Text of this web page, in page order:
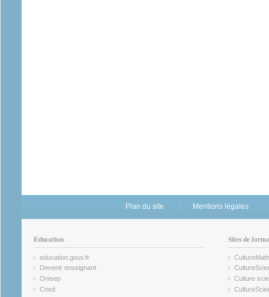
Plan du site Mentions légales
Éducation
education.gouv.fr
(link is external)
Devenir enseignant
(link is external)
Onisep
(link is external)
Cned
Sites de
CultureMath
(link is
(link is
Culture